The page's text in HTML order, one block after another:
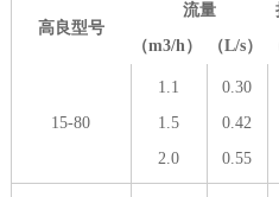
高良型号
流量
（m3/h） （L/s）
15-80
1.1
1.5
2.0
0.30
0.42
0.55